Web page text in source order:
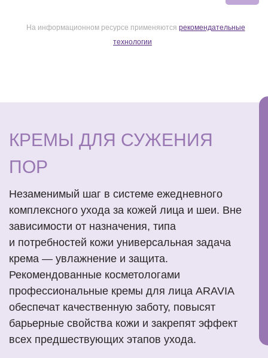
На информационном ресурсе применяются рекомендательные
технологии
КРЕМЫ ДЛЯ СУЖЕНИЯ
ПОР
Незаменимый шаг в системе ежедневного
комплексного ухода за кожей лица и шеи. Вне
зависимости от назначения, типа
и потребностей кожи универсальная задача
крема — увлажнение и защита.
Рекомендованные косметологами
профессиональные кремы для лица ARAVIA
обеспечат качественную заботу, повысят
барьерные свойства кожи и закрепят эффект
всех предшествующих этапов ухода.